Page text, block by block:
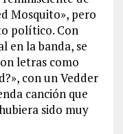
Mosquito», pero
político. Con
en la banda, se
letras como
con un Vedder
canción que
sido muy